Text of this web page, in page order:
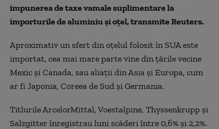
impunerea de taxe vamale suplimentare la
importurile de aluminiu şi oţel, transmite Reuters.
Aproximativ un sfert din oţelul folosit în SUA este
importat, cea mai mare parte vine din ţările vecine
Mexic şi Canada, sau aliaţii din Asia şi Europa, cum
ar fi Japonia, Coreea de Sud şi Germania.
Titlurile ArcelorMittal, Voestalpine, Thyssenkrupp şi
Salzgitter înregistrau luni scăderi între 0,6% şi 2,2%.